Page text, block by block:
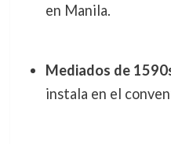
en Manila.
Mediados de
instala en el